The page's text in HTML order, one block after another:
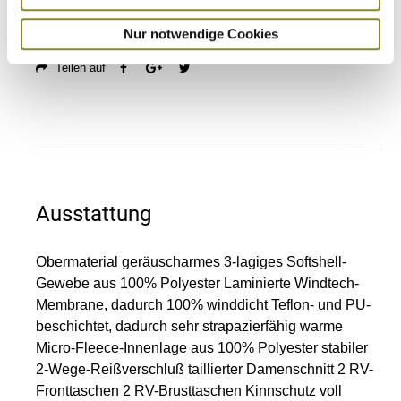
Nur notwendige Cookies
Alle Preise inkl. MwSt. zzgl. Versandkosten
Teilen auf
Ausstattung
Obermaterial geräuscharmes 3-lagiges Softshell-
Gewebe aus 100% Polyester Laminierte Windtech-
Membrane, dadurch 100% winddicht Teflon- und PU-
beschichtet, dadurch sehr strapazierfähig warme
Micro-Fleece-Innenlage aus 100% Polyester stabiler
2-Wege-Reißverschluß taillierter Damenschnitt 2 RV-
Fronttaschen 2 RV-Brusttaschen Kinnschutz voll